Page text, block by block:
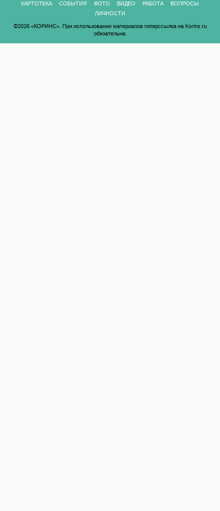
КАРТОТЕКА
СОБЫТИЯ ФОТО ВИДЕО РАБОТА
ВОПРОСЫ
ЛИЧНОСТИ
©2026 «КОРИНС». При использовании материалов гиперссылка на Korins.ru
обязательна.